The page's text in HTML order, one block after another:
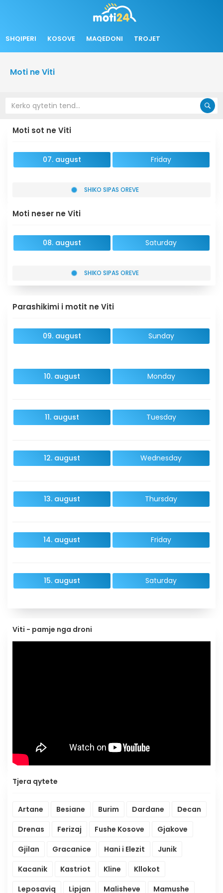
SHQIPERI KOSOVE MAQEDONI TROJET
Moti ne Viti
Moti sot ne Viti
07. august Friday
SHIKO SIPAS OREVE
Moti neser ne Viti
08. august Saturday
SHIKO SIPAS OREVE
Parashikimi i motit ne Viti
09. august Sunday
10. august Monday
11. august Tuesday
12. august Wednesday
13. august Thursday
14. august Friday
15. august Saturday
Viti - pamje nga droni
Tjera qytete
Artane Besiane Burim Dardane
Decan
Drenas
Ferizaj Fushe Kosove
Gjakove
Gjilan
Gracanice Hani i Elezit
Junik
Kacanik
Kastriot Kline
Kllokot
Leposaviq
Lipjan Malisheve Mamushe